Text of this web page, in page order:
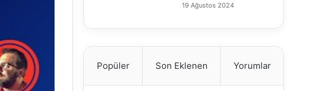
19 Ağustos 2024
Popüler Son Eklenen Yorumlar